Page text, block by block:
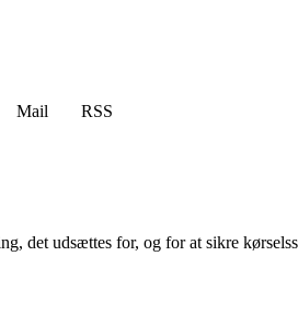
Mail
RSS
det udsættes for, og for at sikre